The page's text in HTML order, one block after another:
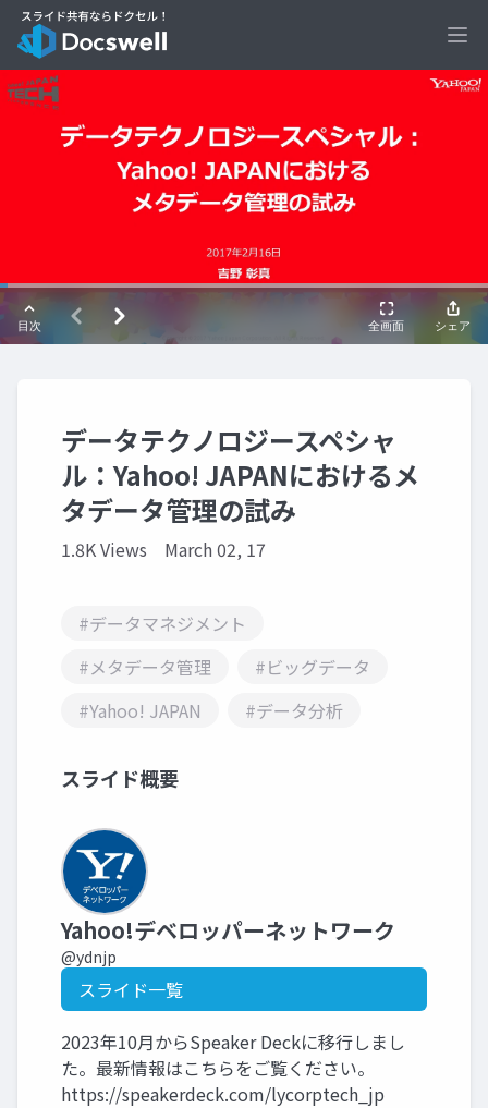
データテクノロジースペシャ
ル：Yahoo! JAPANにおけるメ
タデータ管理の試み
1.8K Views March 02, 17
#データマネジメント
#メタデータ管理
#ビッグデータ
#Yahoo! JAPAN
#データ分析
スライド概要
Yahoo!デベロッパーネットワーク
@ydnjp
スライド一覧
2023年10月からSpeaker Deckに移行しまし
た。最新情報はこちらをご覧ください。
https://speakerdeck.com/lycorptech_jp